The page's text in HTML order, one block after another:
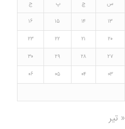
س چ پ
ج
۱۳ ۱۴ ۱۵
۱۶
۲۰ ۲۱ ۲۲
۲۳
۲۷ ۲۸ ۲۹
۳۰
۰۳ ۰۴ ۰۵
۰۶
« تیر